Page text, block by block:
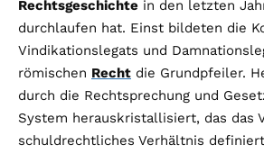
Rechtsgeschichte in den letzten
durchlaufen hat. Einst bildeten die
Vindikationslegats und
römischen Recht die Grundpfeiler.
durch die Rechtsprechung und
System herauskristallisiert, das das
schuldrechtliches Verhältnis